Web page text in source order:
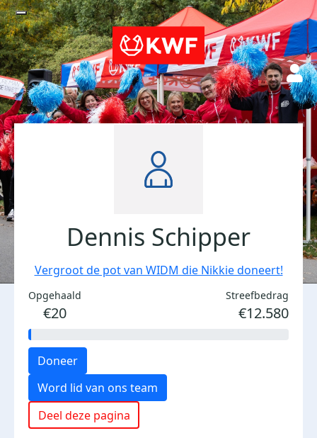
Dennis Schipper
Vergroot de pot van WIDM die Nikkie doneert!
Opgehaald
€20
Streefbedrag
€12.580
Doneer
Word lid van ons team
Deel deze pagina